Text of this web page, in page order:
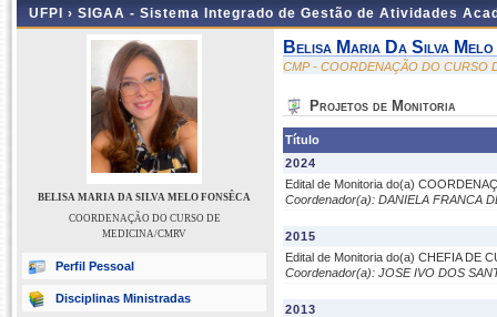
UFPI › SIGAA - Sistema Integrado de Gestão de Atividades
BELISA MARIA DA SILVA MELO FONSÊCA
COORDENAÇÃO DO CURSO DE
MEDICINA/CMRV
Perfil Pessoal
Disciplinas Ministradas
Belisa Maria Da Silva Melo
CMP - COORDENAÇÃO DO CURSO
Projetos de Monitoria
Título
2024
Edital de Monitoria do(a)
Coordenador(a): DANIELA FRANCA
2015
Edital de Monitoria do(a) CHEFIA DE
Coordenador(a): JOSE IVO DOS
2013